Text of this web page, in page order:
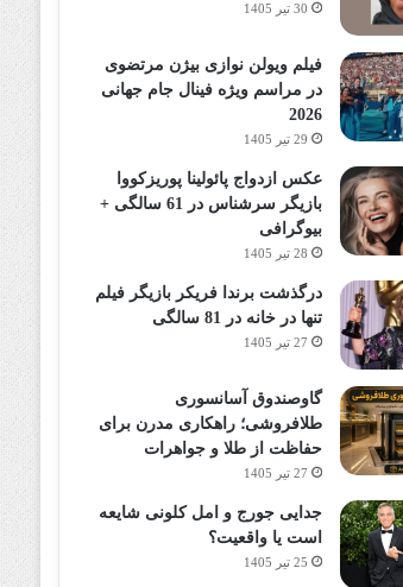
30 تیر 1405
فیلم ویولن نوازی بیژن مرتضوی
در مراسم ویژه فینال جام جهانی
2026
29 تیر 1405
عکس ازدواج پائولینا پوریزکووا
بازیگر سرشناس در 61 سالگی +
بیوگرافی
28 تیر 1405
درگذشت برندا فریکر بازیگر فیلم
تنها در خانه در 81 سالگی
27 تیر 1405
گاوصندوق آسانسوری
طلافروشی؛ راهکاری مدرن برای
حفاظت از طلا و جواهرات
27 تیر 1405
جدایی جورج و امل کلونی شایعه
است یا واقعیت؟
25 تیر 1405